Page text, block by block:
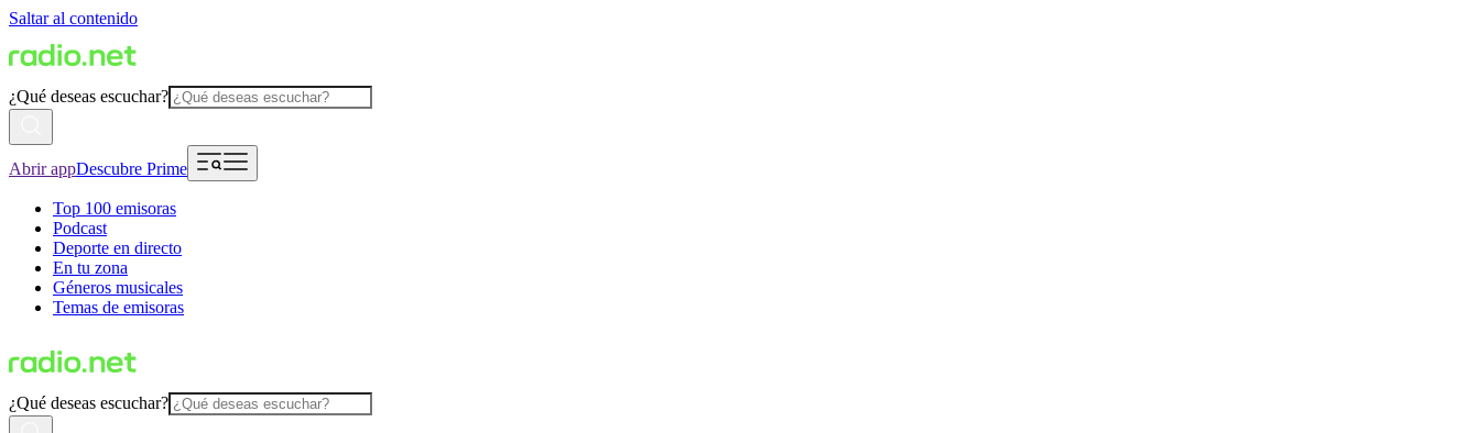
Saltar al contenido
¿Qué deseas escuchar?
Abrir appDescubre Prime
Top 100 emisoras
Podcast
Deporte en directo
En tu zona
Géneros musicales
Temas de emisoras
¿Qué deseas escuchar?